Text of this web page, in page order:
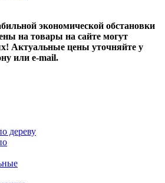
экономической обстановки
на товары на сайте могут
Актуальные цены уточняйте у
или e-mail.
дереву